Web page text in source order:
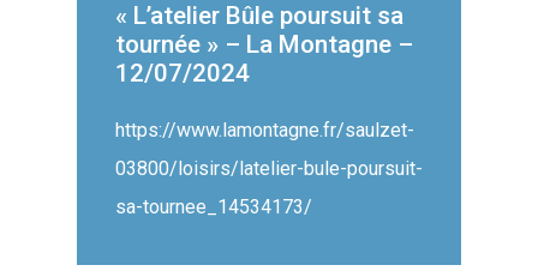
« L’atelier Bûle poursuit sa
tournée » – La Montagne –
12/07/2024
https://www.lamontagne.fr/saulzet-
03800/loisirs/latelier-bule-poursuit-
sa-tournee_14534173/